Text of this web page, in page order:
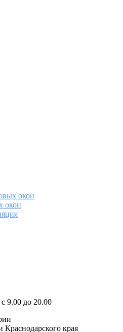
окон
окон
9.00 до 20.00
Краснодарского края